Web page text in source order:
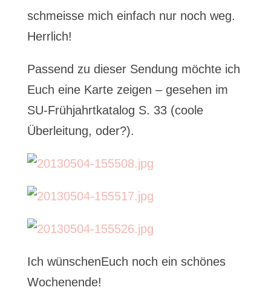
schmeisse mich einfach nur noch weg.
Herrlich!
Passend zu dieser Sendung möchte ich
Euch eine Karte zeigen – gesehen im
SU-Frühjahrtkatalog S. 33 (coole
Überleitung, oder?).
Ich wünschenEuch noch ein schönes
Wochenende!